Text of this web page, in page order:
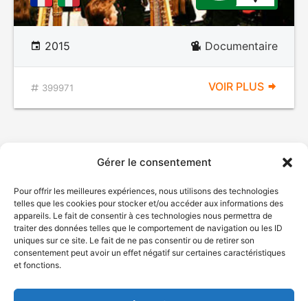
Gérer le consentement
Pour offrir les meilleures expériences, nous utilisons des technologies
telles que les cookies pour stocker et/ou accéder aux informations des
appareils. Le fait de consentir à ces technologies nous permettra de
traiter des données telles que le comportement de navigation ou les ID
uniques sur ce site. Le fait de ne pas consentir ou de retirer son
consentement peut avoir un effet négatif sur certaines caractéristiques
et fonctions.
2015 Documentaire
399971 VOIR PLUS
© Gouvernement du Québec, 2026
Plan du site